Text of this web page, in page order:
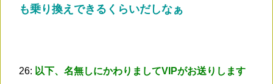
も乗り換えできるくらいだしなぁ
26: 以下、名無しにかわりましてVIPがお送りします